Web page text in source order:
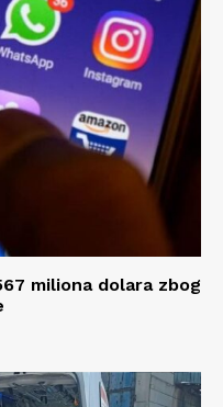
miliona dolara zbog